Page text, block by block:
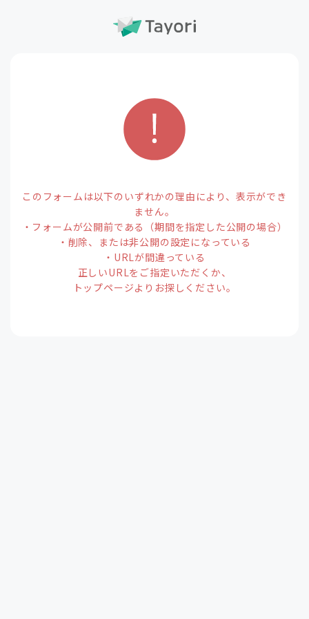
このフォームは以下のいずれかの理由により、表示ができ
ません。
・フォームが公開前である（期間を指定した公開の場合）
・削除、または非公開の設定になっている
・URLが間違っている
正しいURLをご指定いただくか、
トップページよりお探しください。